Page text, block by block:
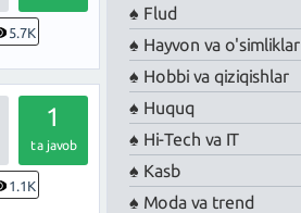
5.7K
1
ta javob
1.1K
Flud
Hayvon va o'simliklar
Hobbi va qiziqishlar
Huquq
Hi-Tech va IT
Kasb
Moda va trend